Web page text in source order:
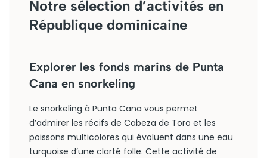
Notre sélection d’activités en
République dominicaine
Explorer les fonds marins de Punta
Cana en snorkeling
Le snorkeling à Punta Cana vous permet
d’admirer les récifs de Cabeza de Toro et les
poissons multicolores qui évoluent dans une eau
turquoise d’une clarté folle. Cette activité de